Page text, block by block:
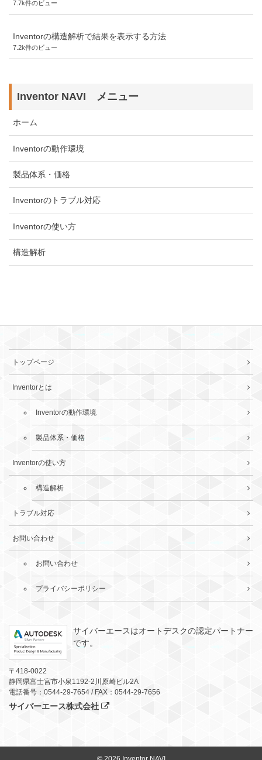
7.7k件のビュー
Inventorの構造解析で結果を表示する方法
7.2k件のビュー
Inventor NAVI メニュー
ホーム
Inventorの動作環境
製品体系・価格
Inventorのトラブル対応
Inventorの使い方
構造解析
トップページ
Inventorとは
Inventorの動作環境
製品体系・価格
Inventorの使い方
構造解析
トラブル対応
お問い合わせ
お問い合わせ
プライバシーポリシー
サイバーエースはオートデスクの認定パートナー
です。
〒418-0022
静岡県富士宮市小泉1192-2川原崎ビル2A
電話番号：0544-29-7654 / FAX：0544-29-7656
サイバーエース株式会社